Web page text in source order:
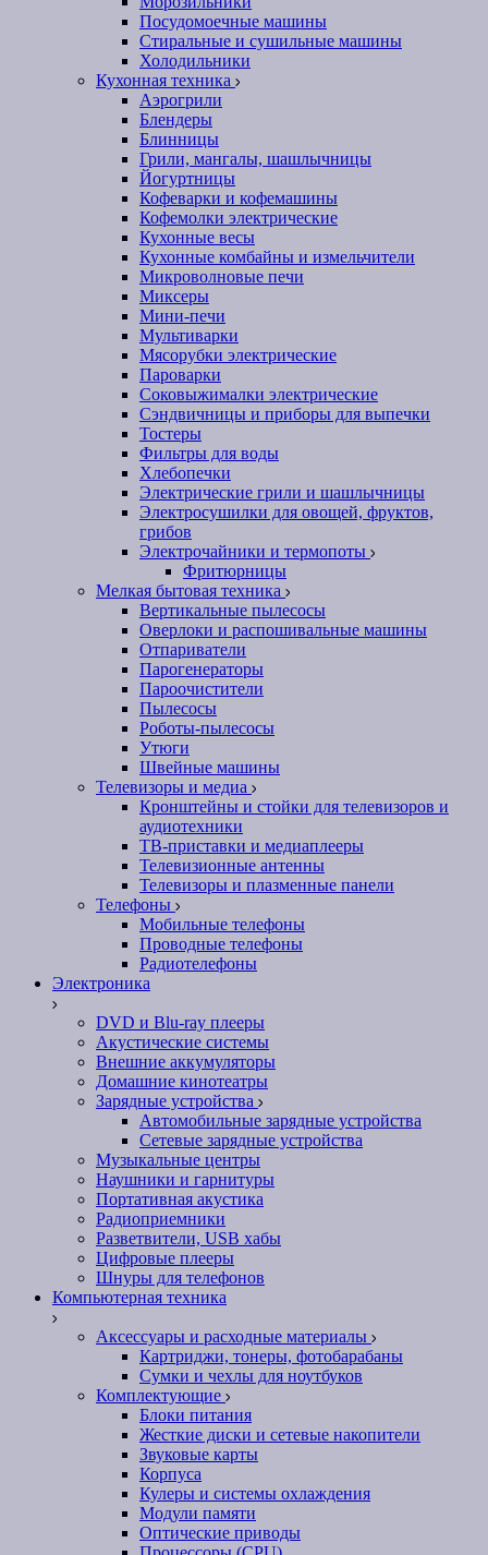
Посудомоечные машины
Стиральные и сушильные машины
Холодильники
Кухонная техника
Аэрогрили
Блендеры
Блинницы
Грили, мангалы, шашлычницы
Йогуртницы
Кофеварки и кофемашины
Кофемолки электрические
Кухонные весы
Кухонные комбайны и измельчители
Микроволновые печи
Миксеры
Мини-печи
Мультиварки
Мясорубки электрические
Пароварки
Соковыжималки электрические
Сэндвичницы и приборы для выпечки
Тостеры
Фильтры для воды
Хлебопечки
Электрические грили и шашлычницы
Электросушилки для овощей, фруктов,
грибов
Электрочайники и термопоты
Фритюрницы
Мелкая бытовая техника
Вертикальные пылесосы
Оверлоки и распошивальные машины
Отпариватели
Парогенераторы
Пароочистители
Пылесосы
Роботы-пылесосы
Утюги
Швейные машины
Телевизоры и медиа
Кронштейны и стойки для телевизоров и
аудиотехники
ТВ-приставки и медиаплееры
Телевизионные антенны
Телевизоры и плазменные панели
Телефоны
Мобильные телефоны
Проводные телефоны
Радиотелефоны
Электроника
DVD и Blu-ray плееры
Акустические системы
Внешние аккумуляторы
Домашние кинотеатры
Зарядные устройства
Автомобильные зарядные устройства
Сетевые зарядные устройства
Музыкальные центры
Наушники и гарнитуры
Портативная акустика
Радиоприемники
Разветвители, USB хабы
Цифровые плееры
Шнуры для телефонов
Компьютерная техника
Аксессуары и расходные материалы
Картриджи, тонеры, фотобарабаны
Сумки и чехлы для ноутбуков
Комплектующие
Блоки питания
Жесткие диски и сетевые накопители
Звуковые карты
Корпуса
Кулеры и системы охлаждения
Модули памяти
Оптические приводы